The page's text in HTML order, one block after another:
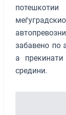
забавено по
а
средини.